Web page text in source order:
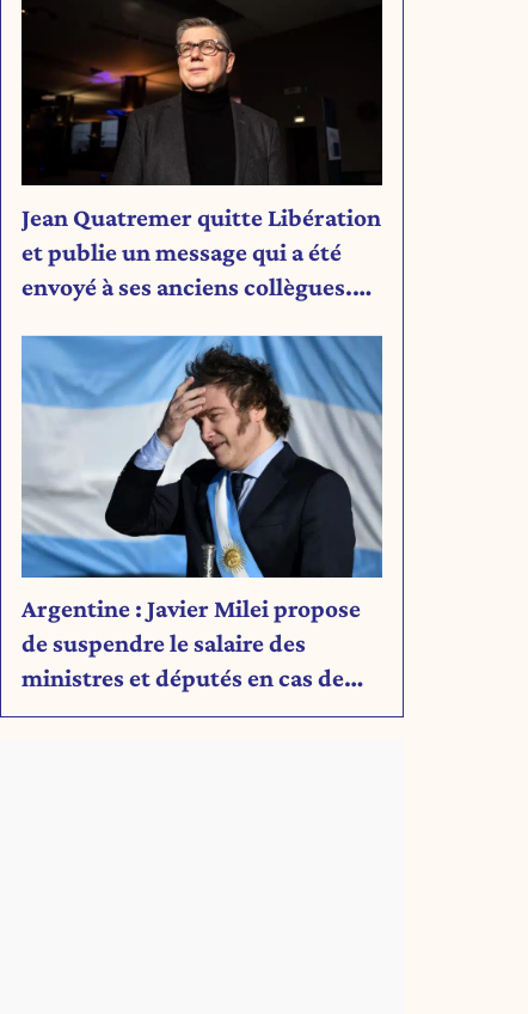
Jean Quatremer quitte Libération
et publie un message qui a été
envoyé à ses anciens collègues.
Argentine : Javier Milei propose
de suspendre le salaire des
ministres et députés en cas de
déficit budgétaire